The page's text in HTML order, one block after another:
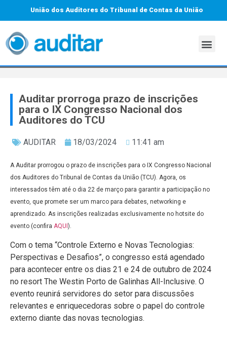
União dos Auditores do Tribunal de Contas da União
Auditar prorroga prazo de inscrições
para o IX Congresso Nacional dos
Auditores do TCU
AUDITAR 18/03/2024 11:41 am
A Auditar prorrogou o prazo de inscrições para o IX Congresso Nacional
dos Auditores do Tribunal de Contas da União (TCU). Agora, os
interessados têm até o dia 22 de março para garantir a participação no
evento, que promete ser um marco para debates, networking e
aprendizado. As inscrições realizadas exclusivamente no hotsite do
evento (confira AQUI ).
Com o tema “Controle Externo e Novas Tecnologias:
Perspectivas e Desafios”, o congresso está agendado
para acontecer entre os dias 21 e 24 de outubro de 2024
no resort The Westin Porto de Galinhas All-Inclusive. O
evento reunirá servidores do setor para discussões
relevantes e enriquecedoras sobre o papel do controle
externo diante das novas tecnologias.